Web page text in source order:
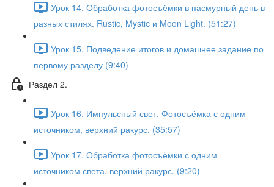
Урок 14. Обработка фотосъёмки в пасмурный день в
разных стилях. Rustic, Mystic и Moon Light. (51:27)
Урок 15. Подведение итогов и домашнее задание по
первому разделу (9:40)
Раздел 2.
Урок 16. Импульсный свет. Фотосъёмка с одним
источником, верхний ракурс. (35:57)
Урок 17. Обработка фотосъёмки с одним
источником света, верхний ракурс. (9:20)